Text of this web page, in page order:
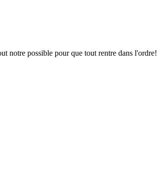
notre possible pour que tout rentre dans l'ordre!